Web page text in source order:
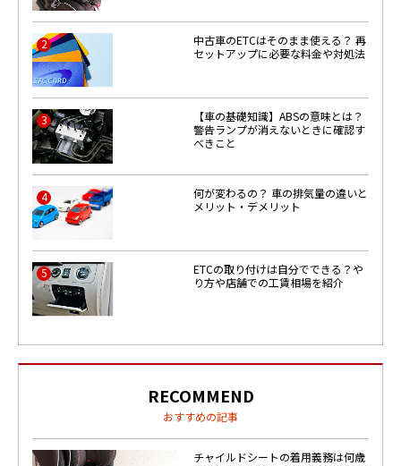
2
中古車のETCはそのまま使える？ 再
セットアップに必要な料金や対処法
3
【車の基礎知識】ABSの意味とは？
警告ランプが消えないときに確認す
べきこと
4
何が変わるの？ 車の排気量の違いと
メリット・デメリット
5
ETCの取り付けは自分でできる？や
り方や店舗での工賃相場を紹介
RECOMMEND
おすすめの記事
チャイルドシートの着用義務は何歳